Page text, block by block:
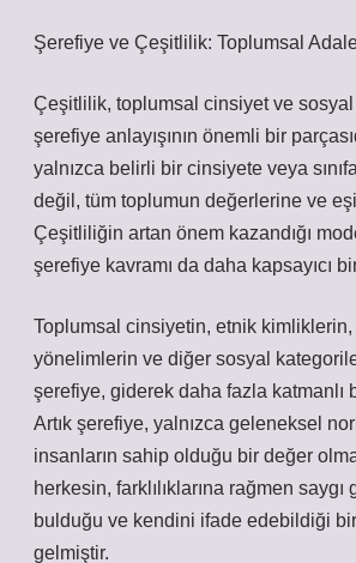
Şerefiye ve Çeşitlilik: Toplumsal
Çeşitlilik, toplumsal cinsiyet ve
şerefiye anlayışının önemli bir
yalnızca belirli bir cinsiyete veya
değil, tüm toplumun değerlerine ve
Çeşitliliğin artan önem kazandığı
şerefiye kavramı da daha kapsayıcı
Toplumsal cinsiyetin, etnik kimliklerin,
yönelimlerin ve diğer sosyal
şerefiye, giderek daha fazla katmanlı
Artık şerefiye, yalnızca geleneksel
insanların sahip olduğu bir değer
herkesin, farklılıklarına rağmen
bulduğu ve kendini ifade edebildiği
gelmiştir.